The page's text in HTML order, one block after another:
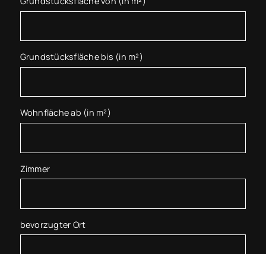
Grundstücksfläche bis (in m²)
Wohnfläche ab (in m²)
Zimmer
bevorzugter Ort